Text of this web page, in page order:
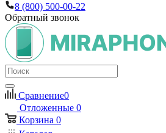
8 (800) 500-00-22
Обратный звонок
Сравнение0
Отложенные 0
Корзина 0